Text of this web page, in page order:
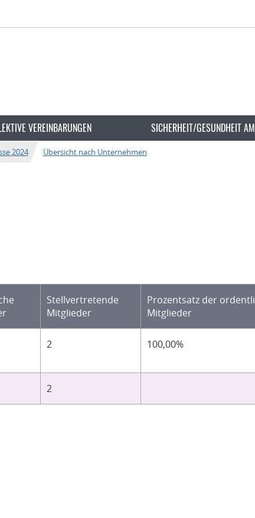
VEREINBARUNGEN SICHERHEIT/GESUNDHEIT
2024 Übersicht nach Unternehmen
Stellvertretende
Mitglieder
Prozentsatz der
Mitglieder
2 100,00%
2